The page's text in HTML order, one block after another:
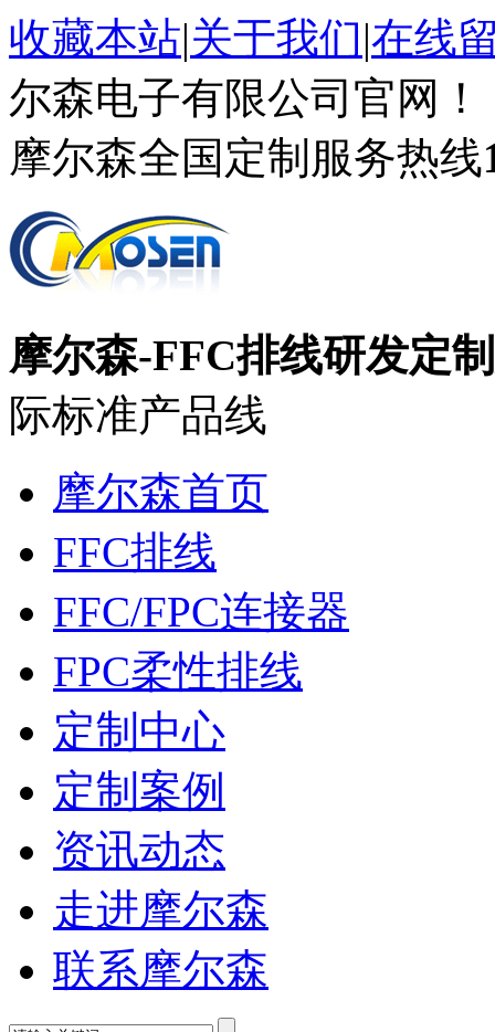
收藏本站|关于我们|在线
尔森电子有限公司官网！
摩尔森全国定制服务热线
摩尔森-FFC排线研发定
际标准产品线
摩尔森首页
FFC排线
FFC/FPC连接器
FPC柔性排线
定制中心
定制案例
资讯动态
走进摩尔森
联系摩尔森